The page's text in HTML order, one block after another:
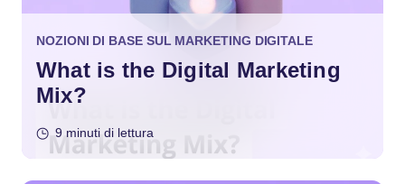
NOZIONI DI BASE SUL MARKETING DIGITALE
What is the Digital Marketing
Mix?
9 minuti di lettura